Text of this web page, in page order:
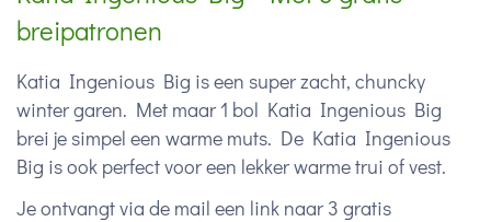
breipatronen
Katia Ingenious Big is een super zacht, chuncky
winter garen. Met maar 1 bol Katia Ingenious Big
brei je simpel een warme muts. De Katia Ingenious
Big is ook perfect voor een lekker warme trui of vest.
Je ontvangt via de mail een link naar 3 gratis